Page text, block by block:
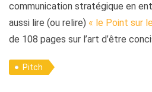
communication stratégique en
aussi lire (ou relire) « le Point sur
de 108 pages sur l’art d’être
Pitch